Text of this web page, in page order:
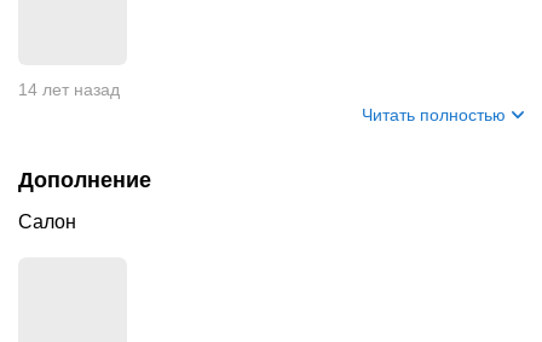
14 лет назад
Читать полностью
Дополнение
Салон